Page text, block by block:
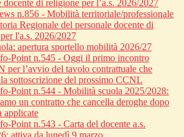
docente di religione per l’a.s. 2026/2027
n.856 - Mobilità territoriale/professionale
Regionale del personale docente di
l'a.s. 2026/2027
apertura sportello mobilità 2026/27
Point n.545 - Oggi il primo incontro
per l’avvio del tavolo contrattuale che
sottoscrizione del prossimo CCNL
Point n.544 - Mobilità scuola 2025/2028:
un contratto che cancella deroghe dopo
applicate
Point n.543 - Carta del docente a.s.